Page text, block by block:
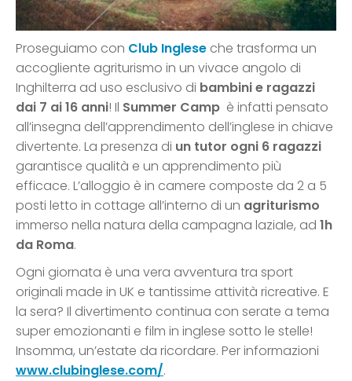
Proseguiamo con Club Inglese che trasforma un
accogliente agriturismo in un vivace angolo di
Inghilterra ad uso esclusivo di bambini e ragazzi
dai 7 ai 16 anni! Il Summer Camp è infatti pensato
all’insegna dell’apprendimento dell’inglese in chiave
divertente. La presenza di un tutor ogni 6 ragazzi
garantisce qualità e un apprendimento più
efficace. L’alloggio è in camere composte da 2 a 5
posti letto in cottage all’interno di un agriturismo
immerso nella natura della campagna laziale, ad 1h
da Roma.
Ogni giornata è una vera avventura tra sport
originali made in UK e tantissime attività ricreative. E
la sera? Il divertimento continua con serate a tema
super emozionanti e film in inglese sotto le stelle!
Insomma, un’estate da ricordare. Per informazioni
www.clubinglese.com/.